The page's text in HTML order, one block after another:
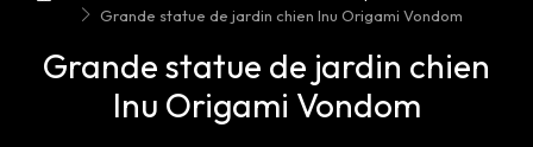
Grande statue de jardin chien Inu Origami Vondom
Grande statue de jardin chien
Inu Origami Vondom